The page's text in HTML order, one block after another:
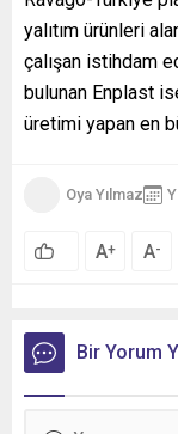
yalıtım ürünleri
çalışan istihdam
bulunan Enplast
üretimi yapan en
Oya Yılmaz
A+ A-
Bir Yorum